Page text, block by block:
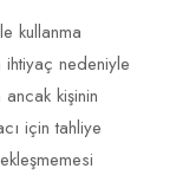
kullanma
ihtiyaç nedeniyle
kişinin
için tahliye